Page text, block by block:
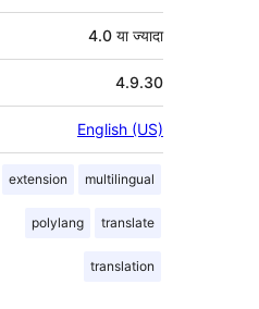
4.0 या ज्यादा
4.9.30
English (US)
extension multilingual
polylang translate
translation